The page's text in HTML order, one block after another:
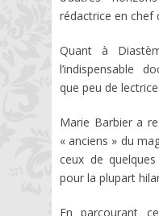
rédactrice en chef
Quant à
l’indispensable
que peu de
Marie Barbier a
« anciens » du
ceux de
pour la plupart
En parcourant